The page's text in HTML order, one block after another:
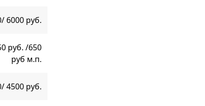
6000 руб.
руб. /650
руб м.п.
4500 руб.